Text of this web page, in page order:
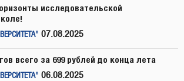
исследовательской
07.08.2025
всего за 699 рублей до конца лета
06.08.2025